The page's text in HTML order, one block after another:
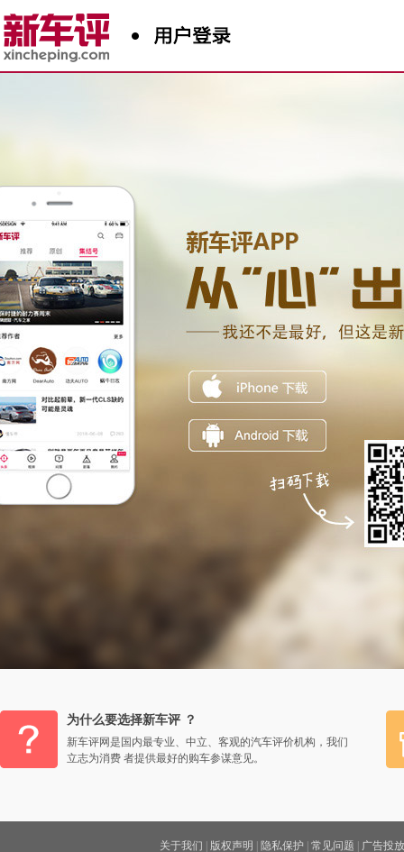
为什么要选择新车评 ？
新车评网是国内最专业、中立、客观的汽车评价机构，我们
立志为消费 者提供最好的购车参谋意见。
关于我们 版权声明 隐私保护 常见问题
广告投放